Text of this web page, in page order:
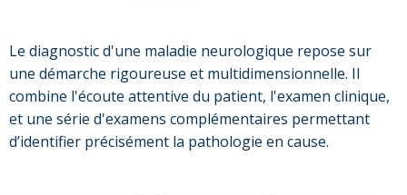
Le diagnostic d'une maladie neurologique repose sur
une démarche rigoureuse et multidimensionnelle. Il
combine l'écoute attentive du patient, l'examen clinique,
et une série d'examens complémentaires permettant
d’identifier précisément la pathologie en cause.